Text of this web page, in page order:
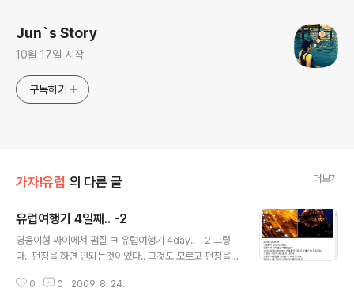
Jun`s Story
10월 17일 시작
구독하기
가자!유럽 의 다른 글 더보기
유럽여행기 4일째.. -2
영웅이형 싸이에서 펌질 ㅋ 유럽여행기 4day.. - 2 그렇
다.. 펀칭을 하면 안되는것이었다.. 그것도 모르고 펀칭을했
누나는 일정때문에 먼저 루브르로 이동..) 어떻게 할까 고민
0 0 2009. 8. 24.